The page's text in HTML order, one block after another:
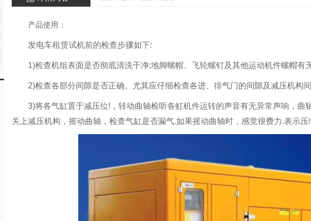
陕西发电机出租 发
产品使用：
发电车租赁试机前的检查步骤如下:
1)检查机组表面是否彻底清洗干净;地脚螺帽、飞轮螺钉及其他运动机件螺帽有
2)检查各部分间隙是否正确。尤其应仔细检查各进、徘气门的间隙及减压机构间
3)将各气缸置于减压位!，转动曲轴检听各虹机件运转的声音有无异常声响，曲
关上减压机构，摇动曲轴，检查气缸是否漏气.如果摇动曲轴时，感觉很费力.表示压